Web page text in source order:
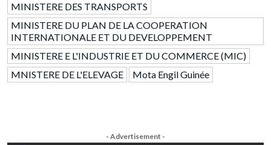
MINISTERE DES TRANSPORTS
MINISTERE DU PLAN DE LA COOPERATION
INTERNATIONALE ET DU DEVELOPPEMENT
MINISTERE E L'INDUSTRIE ET DU COMMERCE (MIC)
MNISTERE DE L'ELEVAGE
Mota Engil Guinée
- Advertisement -